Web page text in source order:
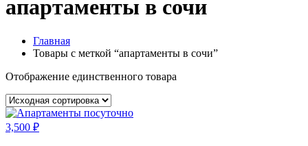
апартаменты в сочи
Главная
Товары с меткой “апартаменты в сочи”
Отображение единственного товара
3,500 ₽